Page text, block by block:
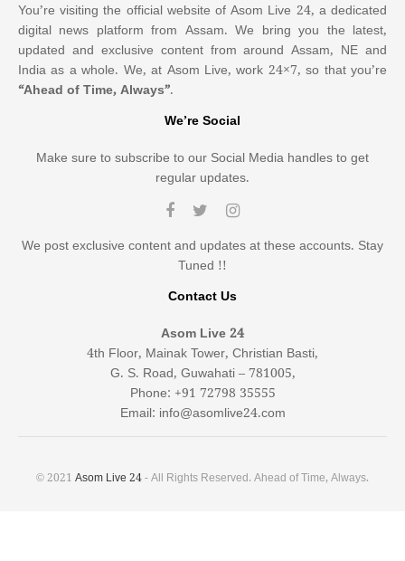
You’re visiting the official website of Asom Live 24, a dedicated
digital news platform from Assam. We bring you the latest,
updated and exclusive content from around Assam, NE and
India as a whole. We, at Asom Live, work 24×7, so that you’re
“Ahead of Time, Always”.
We’re Social
Make sure to subscribe to our Social Media handles to get
regular updates.
We post exclusive content and updates at these accounts. Stay
Tuned !!
Contact Us
Asom Live 24
4th Floor, Mainak Tower, Christian Basti,
G. S. Road, Guwahati – 781005,
Phone: +91 72798 35555
Email: info@asomlive24.com
© 2021 Asom Live 24- All Rights Reserved. Ahead of Time, Always.